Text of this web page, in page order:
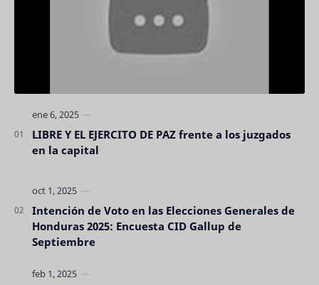
LIBRE Y EL EJERCITO DE PAZ frente a los juzgados
en la capital
Intención de Voto en las Elecciones Generales de
Honduras 2025: Encuesta CID Gallup de
Septiembre